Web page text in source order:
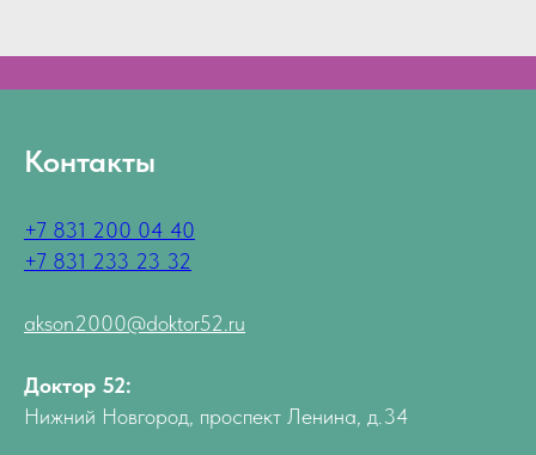
Контакты
+7 831 200 04 40
+7 831 233 23 32
akson2000@doktor52.ru
Доктор 52:
Нижний Новгород, проспект Ленина, д.34